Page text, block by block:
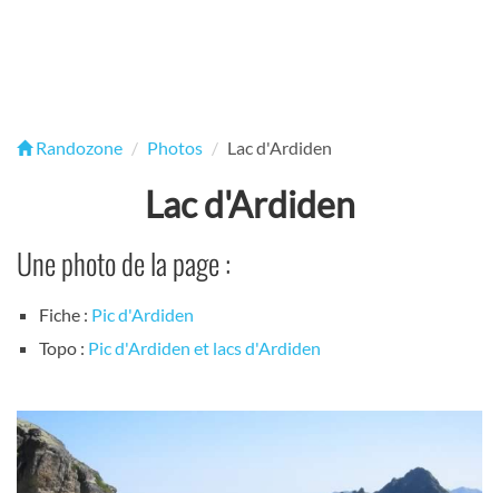
Randozone Photos Lac d'Ardiden
Lac d'Ardiden
Une photo de la page :
Fiche : Pic d'Ardiden
Topo : Pic d'Ardiden et lacs d'Ardiden